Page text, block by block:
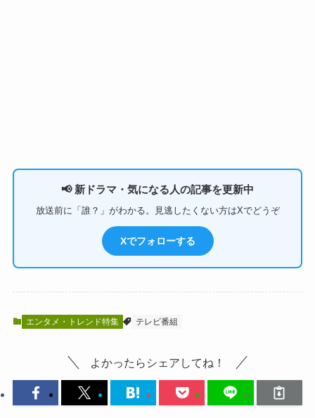
📢 新ドラマ・気になる人の記事を更新中
放送前に「誰？」がわかる。見逃したくない方はXでどうぞ
Xでフォローする
エンタメ・トレンド特集 テレビ番組
よかったらシェアしてね！